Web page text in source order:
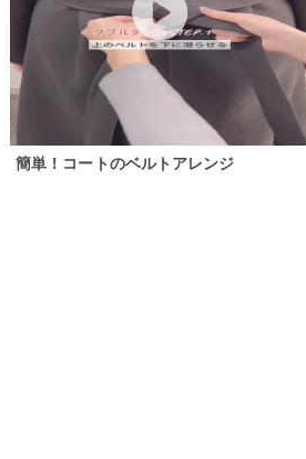
簡単！コートのベルトアレンジ